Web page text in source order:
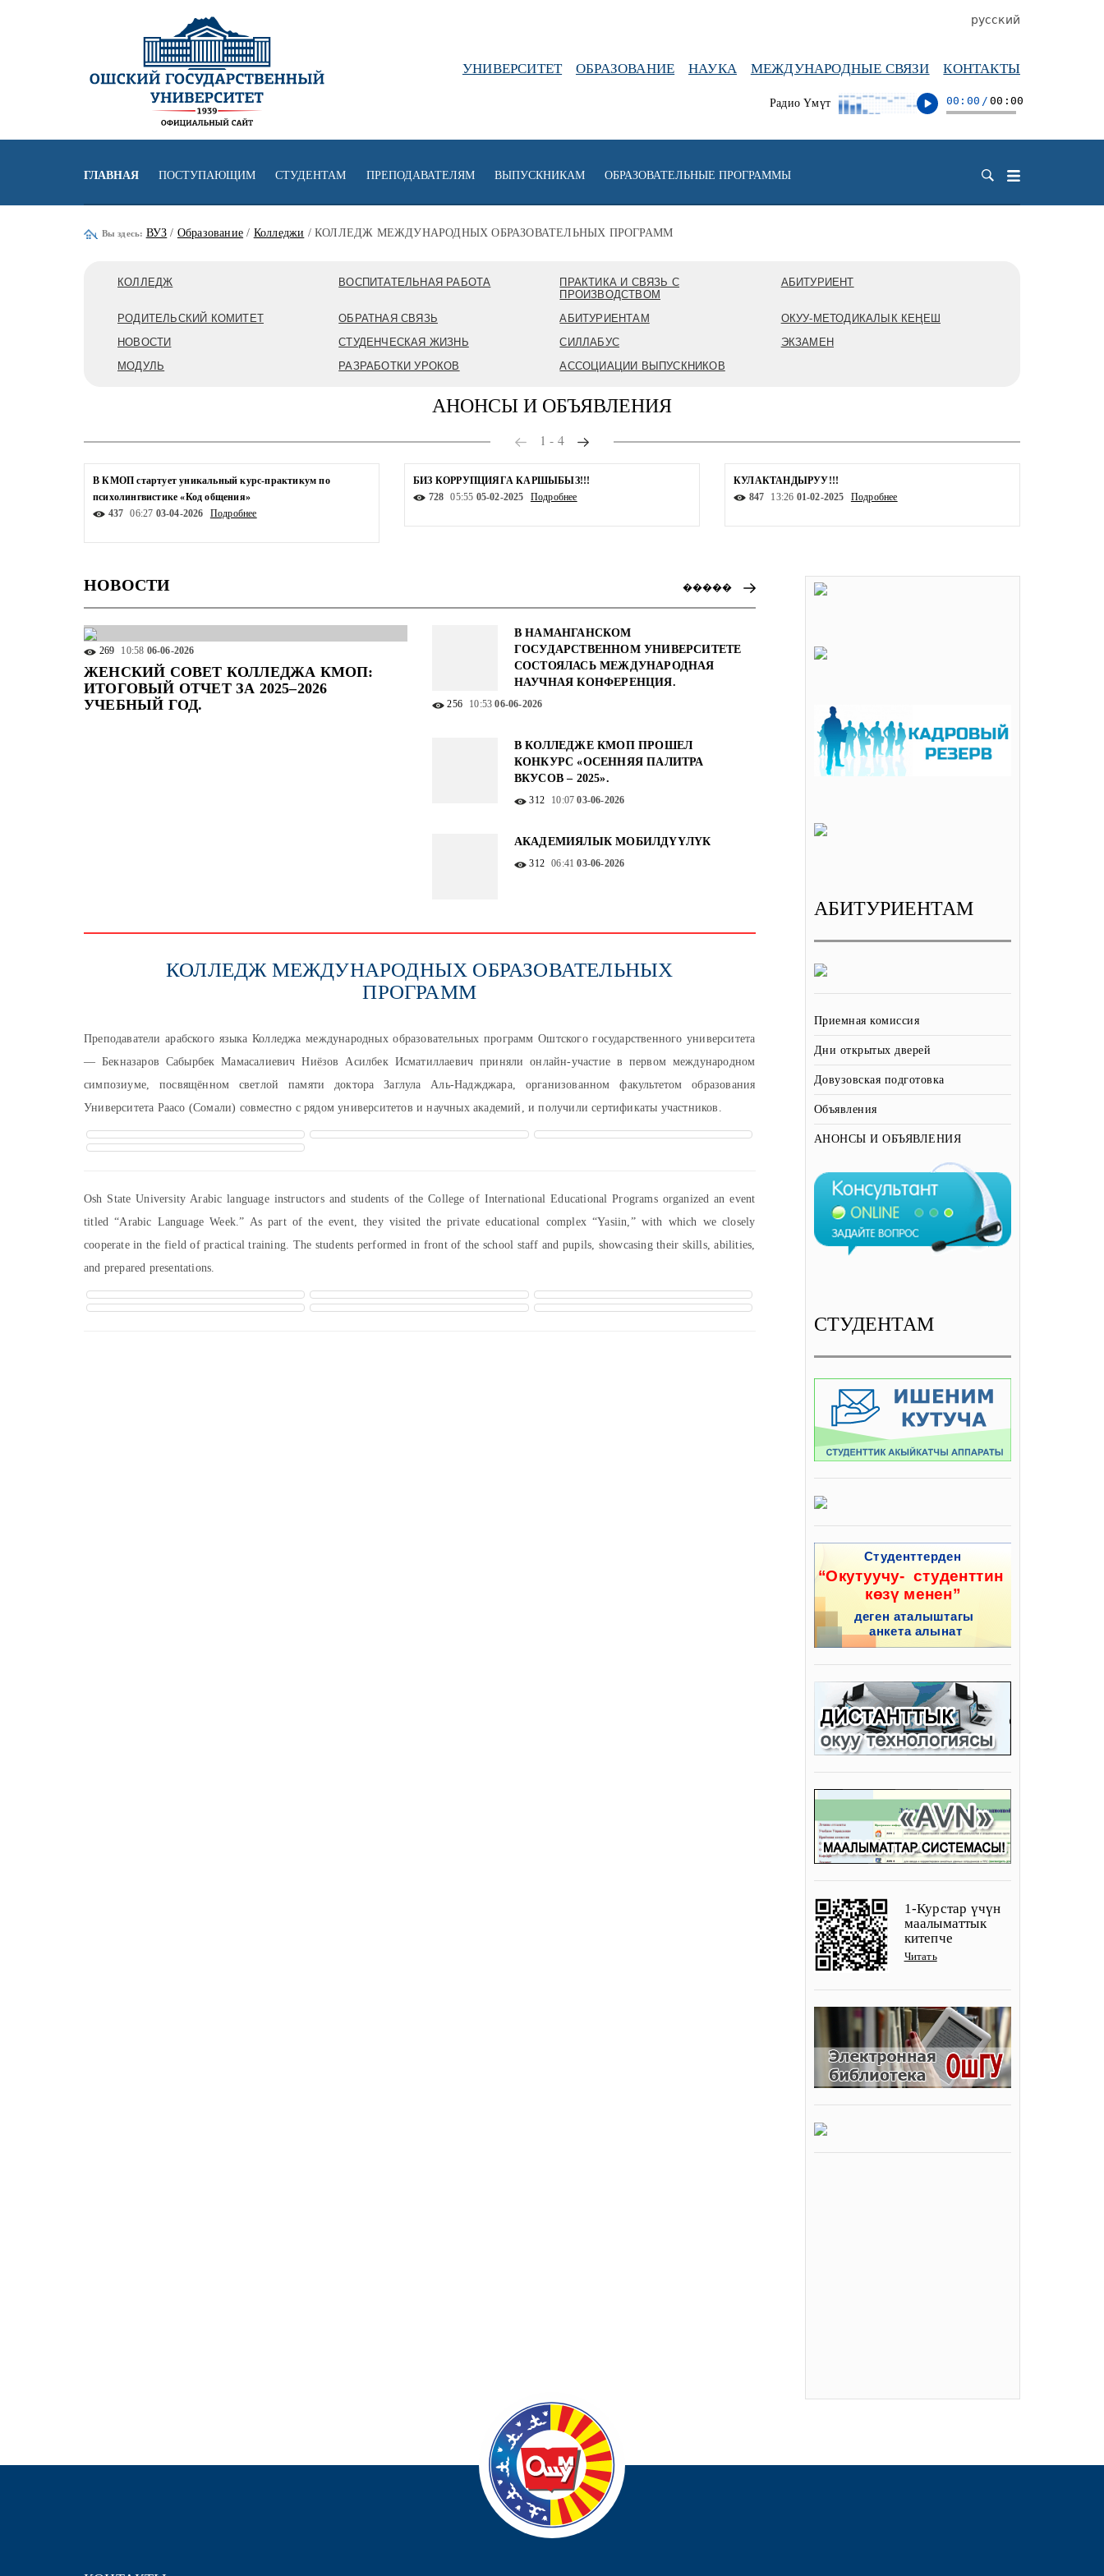
УНИВЕРСИТЕТ ОБРАЗОВАНИЕ НАУКА МЕЖДУНАРОДНЫЕ СВЯЗИ КОНТАКТЫ
Радио Үмүт 00:00 / 00:00
русский
ГЛАВНАЯ ПОСТУПАЮЩИМ СТУДЕНТАМ ПРЕПОДАВАТЕЛЯМ ВЫПУСКНИКАМ ОБРАЗОВАТЕЛЬНЫЕ ПРОГРАММЫ
Вы здесь: ВУЗ / Образование / Колледжи / КОЛЛЕДЖ МЕЖДУНАРОДНЫХ ОБРАЗОВАТЕЛЬНЫХ ПРОГРАММ
КОЛЛЕДЖ ВОСПИТАТЕЛЬНАЯ РАБОТА
ПРАКТИКА И СВЯЗЬ С
ПРОИЗВОДСТВОМ
АБИТУРИЕНТ
РОДИТЕЛЬСКИЙ КОМИТЕТ ОБРАТНАЯ СВЯЗЬ АБИТУРИЕНТАМ
ОКУУ-МЕТОДИКАЛЫК КЕҢЕШ
НОВОСТИ
СТУДЕНЧЕСКАЯ ЖИЗНЬ СИЛЛАБУС
ЭКЗАМЕН
МОДУЛЬ
РАЗРАБОТКИ УРОКОВ АССОЦИАЦИИ ВЫПУСКНИКОВ
АНОНСЫ И ОБЪЯВЛЕНИЯ
1 - 4
В КМОП стартует уникальный курс-практикум по
психолингвистике «Код общения»
437
06:27 03-04-2026 Подробнее
БИЗ КОРРУПЦИЯГА КАРШЫБЫЗ!!!
728
05:55 05-02-2025 Подробнее
КУЛАКТАНДЫРУУ!!!
847
13:26 01-02-2025 Подробнее
НОВОСТИ �����
269 10:58 06-06-2026
ЖЕНСКИЙ СОВЕТ КОЛЛЕДЖА КМОП:
ИТОГОВЫЙ ОТЧЕТ ЗА 2025–2026
УЧЕБНЫЙ ГОД.
В НАМАНГАНСКОМ
ГОСУДАРСТВЕННОМ УНИВЕРСИТЕТЕ
СОСТОЯЛАСЬ МЕЖДУНАРОДНАЯ
НАУЧНАЯ КОНФЕРЕНЦИЯ.
256 10:5306-06-2026
В КОЛЛЕДЖЕ КМОП ПРОШЕЛ
КОНКУРС «ОСЕННЯЯ ПАЛИТРА
ВКУСОВ – 2025».
312 10:0703-06-2026
АКАДЕМИЯЛЫК МОБИЛДҮҮЛҮК
312 06:4103-06-2026
КОЛЛЕДЖ МЕЖДУНАРОДНЫХ ОБРАЗОВАТЕЛЬНЫХ
ПРОГРАММ
Преподаватели арабского языка Колледжа международных образовательных программ Оштского государственного университета
— Бекназаров Сабырбек Мамасалиевич Ниёзов Асилбек Исматиллаевич приняли онлайн-участие в первом международном
симпозиуме, посвящённом светлой памяти доктора Заглула Аль-Наджджара, организованном факультетом образования
Университета Раасо (Сомали) совместно с рядом университетов и научных академий, и получили сертификаты участников.
Osh State University Arabic language instructors and students of the College of International Educational Programs organized an event
titled “Arabic Language Week.” As part of the event, they visited the private educational complex “Yasiin,” with which we closely
cooperate in the field of practical training. The students performed in front of the school staff and pupils, showcasing their skills, abilities,
and prepared presentations.
АБИТУРИЕНТАМ
Приемная комиссия
Дни открытых дверей
Довузовская подготовка
Объявления
АНОНСЫ И ОБЪЯВЛЕНИЯ
СТУДЕНТАМ
1-Курстар үчүн
маалыматтык
китепче
Читать